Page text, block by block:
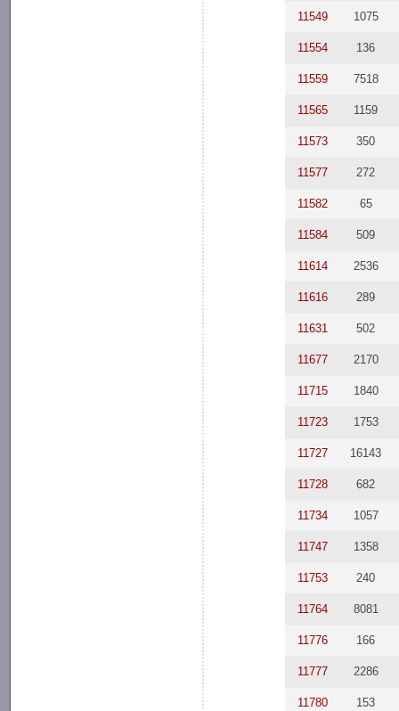
11549 1075
11554 136
11559 7518
11565 1159
11573 350
11577 272
11582 65
11584 509
11614 2536
11616 289
11631 502
11677 2170
11715 1840
11723 1753
11727 16143
11728 682
11734 1057
11747 1358
11753 240
11764 8081
11776 166
11777 2286
11780 153